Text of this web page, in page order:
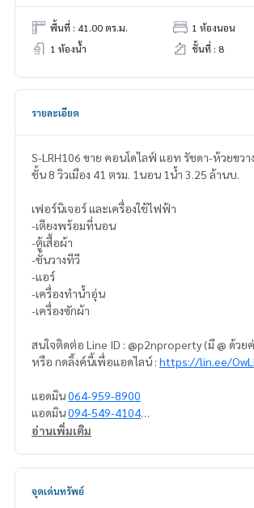
พื้นที่ : 41.00 ตร.ม.
1 ห้องนอน
1 ห้องน้ำ
ชั้นที่ : 8
รายละเอียด
S-LRH106 ขาย คอนโดไลฟ์ แอท รัชดา-ห้วยขวาง
ชั้น 8 วิวเมือง 41 ตรม. 1นอน 1น้ำ 3.25 ล้านบ.
เฟอร์นิเจอร์ และเครื่องใช้ไฟฟ้า
-เตียงพร้อมที่นอน
-ตู้เสื้อผ้า
-ชั้นวางทีวี
-แอร์
-เครื่องทำน้ำอุ่น
-เครื่องซักผ้า
สนใจติดต่อ Line ID : @p2nproperty (มี @ ด้วย
หรือ กดลิ้งค์นี้เพื่อแอดไลน์ : https://lin.ee/
แอดมิน064-959-8900
แอดมิน094-549-4104
** รับฝาก ขาย-เช่า คอนโด บ้าน ที่ดิน และอสังห
อ่านเพิ่มเติม
จุดเด่นทรัพย์